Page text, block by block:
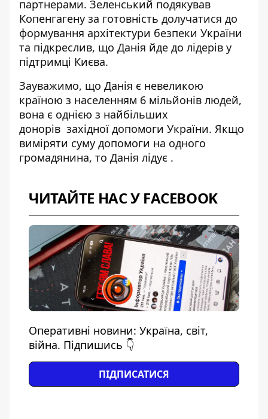
партнерами. Зеленський подякував
Копенгагену за готовність долучатися до
формування архітектури безпеки України
та підкреслив, що Данія йде до лідерів у
підтримці Києва.
Зауважимо, що Данія є невеликою
країною з населенням 6 мільйонів людей,
вона є однією з найбільших
донорів західної допомоги України. Якщо
виміряти суму допомоги на одного
громадянина, то Данія лідує .
ЧИТАЙТЕ НАС У FACEBOOK
Оперативні новини: Україна, світ,
війна. Підпишись 👇
ПІДПИСАТИСЯ